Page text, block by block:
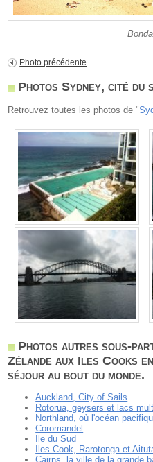
Photo précédente
Photos Sydney, cité
Retrouvez toutes les photos de "
Photos autres sous-
Zélande aux Iles Cooks
séjour au bout du monde.
Auckland, City of Sails
Rotorua, geysers et lacs
Northland, où l'océan
Coromandel
Ile du Sud
Iles Cook, Rarotonga et
Cairns, la ville de la grande